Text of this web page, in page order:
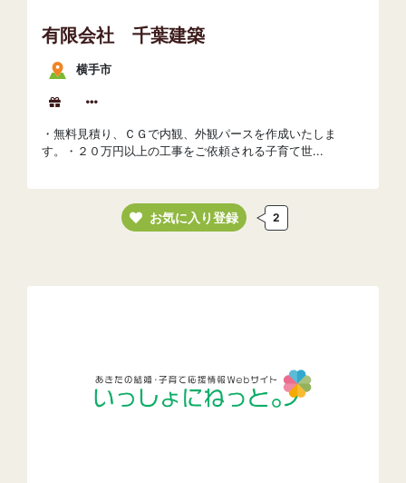
有限会社 千葉建築
横手市
・無料見積り、ＣＧで内観、外観パースを作成いたしま
す。・２０万円以上の工事をご依頼される子育て世...
お気に入り登録 2